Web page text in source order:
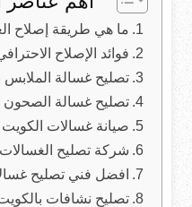
ما هي طريقة إصلاح
فوائد الإصلاح
تصليح غسالة الملابس
تصليح غسالة الصحون
صيانة غسالات الكويت
شركة تصليح
افضل فني تصليح
تصليح نشافات